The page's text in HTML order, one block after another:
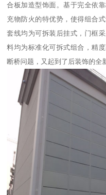
合板加造型饰面。基于完全依
充物防火的特优势，使得组合
套线均为可拆装后挂式，门框
料均为标准化可拆式组合，精
断桥问题，又起到了后装饰的全